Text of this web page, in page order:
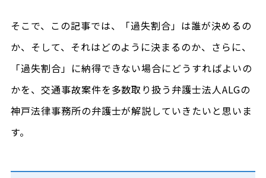
そこで、この記事では、「過失割合」は誰が決めるの
か、そして、それはどのように決まるのか、さらに、
「過失割合」に納得できない場合にどうすればよいの
かを、交通事故案件を多数取り扱う弁護士法人ALGの
神戸法律事務所の弁護士が解説していきたいと思いま
す。